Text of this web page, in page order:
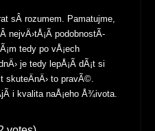
sÂ rozumem. Pamatujme,
nejvÄ›tÅ¡Ã­ podobnostÃ­
tedy po vÅ¡ech
je tedy lepÅ¡Ã­ dÃ¡t si
skuteÄnÄ› to pravÃ©.
i kvalita naÅ¡eho Å¾ivota.